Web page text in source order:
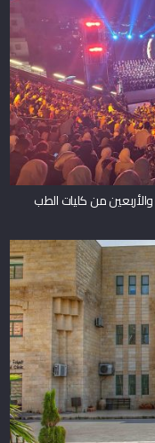
من كليات الطب